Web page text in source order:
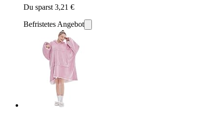
Du sparst 3,21 €
Befristetes Angebot